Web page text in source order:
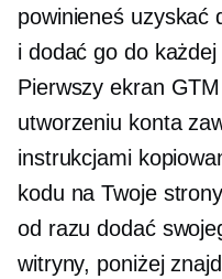
powinieneś uzyskać
i dodać go do
Pierwszy ekran
utworzeniu konta
instrukcjami
kodu na Twoje
od razu dodać
witryny, poniżej